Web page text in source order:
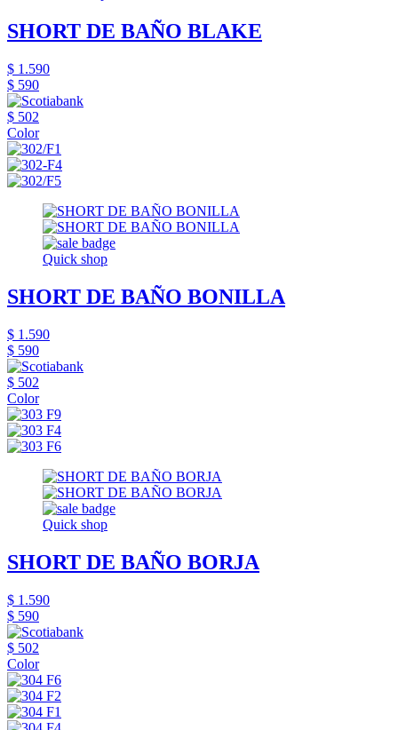
SHORT DE BAÑO BLAKE
$ 1.590
$ 590
$ 502
Color
Quick shop
SHORT DE BAÑO BONILLA
$ 1.590
$ 590
$ 502
Color
Quick shop
SHORT DE BAÑO BORJA
$ 1.590
$ 590
$ 502
Color